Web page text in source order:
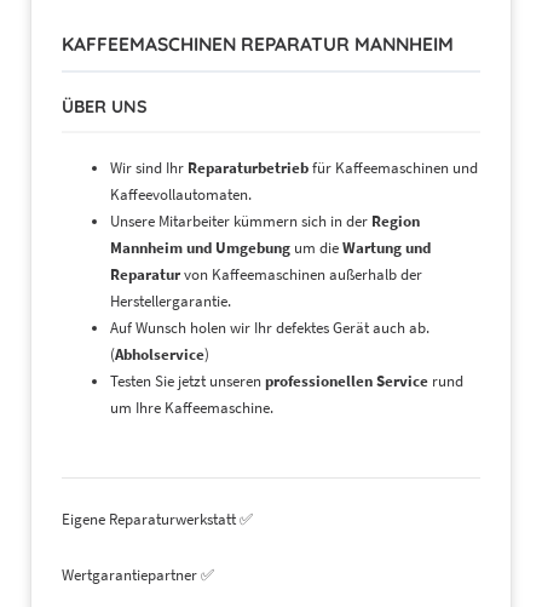
KAFFEEMASCHINEN REPARATUR MANNHEIM
ÜBER UNS
Wir sind Ihr Reparaturbetriebfür Kaffeemaschinen und
Kaffeevollautomaten.
Unsere Mitarbeiter kümmern sich in der Region
Mannheim und Umgebung um dieWartung und
Reparaturvon Kaffeemaschinen außerhalb der
Herstellergarantie.
Auf Wunsch holen wir Ihr defektes Gerät auch ab.
(Abholservice)
Testen Sie jetzt unserenprofessionellen Service rund
um Ihre Kaffeemaschine.
Eigene Reparaturwerkstatt ✅
Wertgarantiepartner ✅